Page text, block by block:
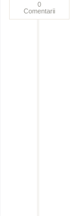
0
Comentarii